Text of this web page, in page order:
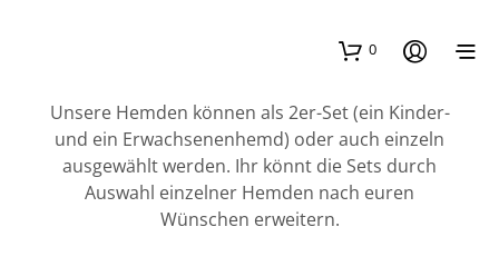
0
Unsere Hemden können als 2er-Set (ein Kinder-
und ein Erwachsenenhemd) oder auch einzeln
ausgewählt werden. Ihr könnt die Sets durch
Auswahl einzelner Hemden nach euren
Wünschen erweitern.